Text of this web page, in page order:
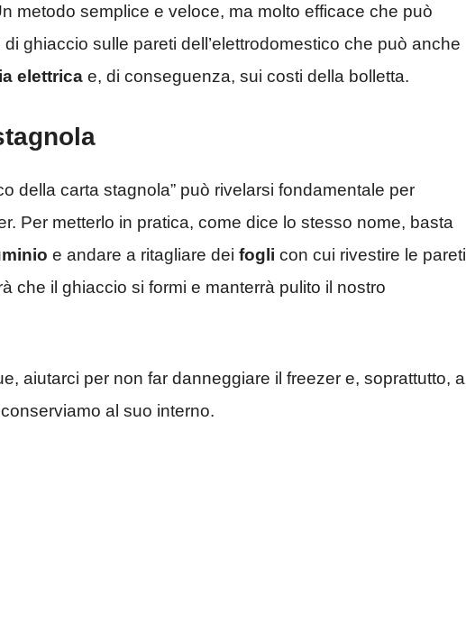
metodo semplice e veloce, ma molto efficace che può
ghiaccio sulle pareti dell’elettrodomestico che può anche
elettrica e, di conseguenza, sui costi della bolletta.
della carta stagnola” può rivelarsi fondamentale per
Per metterlo in pratica, come dice lo stesso nome, basta
e andare a ritagliare dei fogli con cui rivestire le pareti
che il ghiaccio si formi e manterrà pulito il nostro
aiutarci per non far danneggiare il freezer e, soprattutto, a
al suo interno.